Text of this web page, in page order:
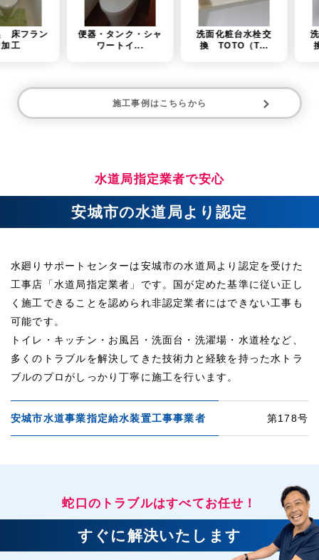
便器・タンク・シャ
洗面化粧台水栓交
換 TOTO（T...
洗面台水栓金具
換 TOTO（T...
施工事例はこちらから
水道局指定業者で安心
安城市の水道局より認定
水廻りサポートセンターは安城市の水道局より認定を受けた
工事店「水道局指定業者」です。国が定めた基準に従い正し
く施工できることを認められ非認定業者にはできない工事も
可能です。
トイレ・キッチン・お風呂・洗面台・洗濯場・水道栓など、
多くのトラブルを解決してきた技術力と経験を持った水トラ
ブルのプロがしっかり丁寧に施工を行います。
安城市水道事業指定給水装置工事事業者 第178号
蛇口のトラブルはすべてお任せ！
すぐに解決いたします